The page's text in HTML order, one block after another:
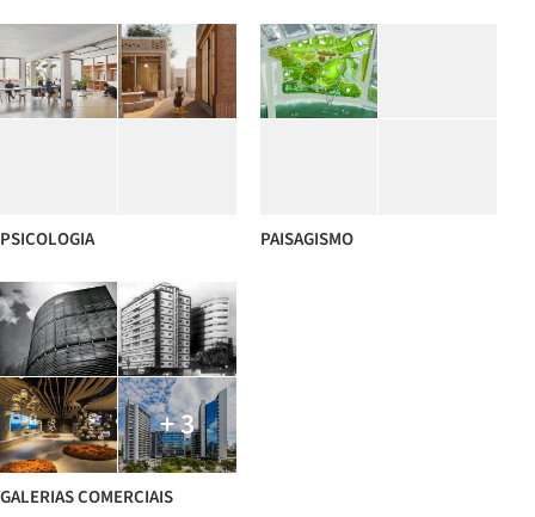
PSICOLOGIA PAISAGISMO
+ 3
GALERIAS COMERCIAIS